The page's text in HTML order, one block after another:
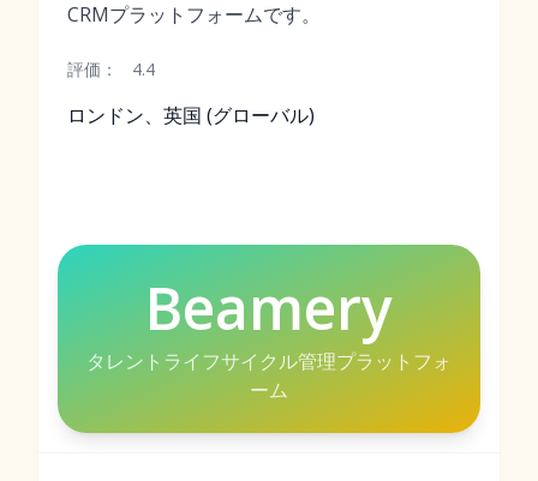
CRMプラットフォームです。
評価： 4.4
ロンドン、英国 (グローバル)
Beamery
タレントライフサイクル管理プラットフォ
ーム